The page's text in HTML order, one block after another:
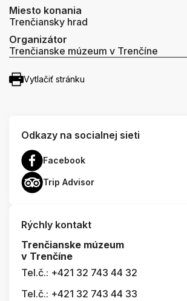
Miesto konania
Trenčiansky hrad
Organizátor
Trenčianske múzeum v Trenčíne
Vytlačiť stránku
Odkazy na socialnej sieti
Facebook
Trip Advisor
Rýchly kontakt
Trenčianske múzeum
v Trenčíne
Tel.č.: +421 32 743 44 32
Tel.č.: +421 32 743 44 33